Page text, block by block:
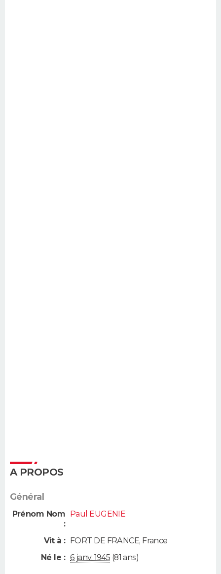
A PROPOS
Général
Prénom Nom
:
Paul EUGENIE
Vit à : FORT DE FRANCE, France
Né le : 6 janv. 1945 (81 ans)